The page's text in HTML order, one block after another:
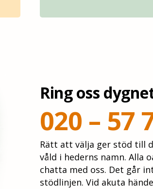
Ring oss
020 – 57
Rätt att välja ger stöd till
våld i hederns namn. Alla
chatta med oss. Det går
stödlinjen. Vid akuta